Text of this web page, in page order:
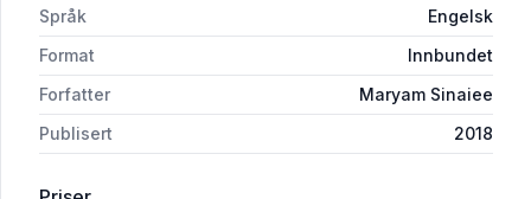
Språk
Engelsk
Format
Innbundet
Forfatter
Maryam Sinaiee
Publisert
2018